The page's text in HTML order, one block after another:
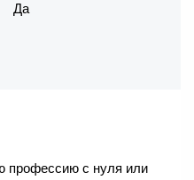
Да
профессию с нуля или